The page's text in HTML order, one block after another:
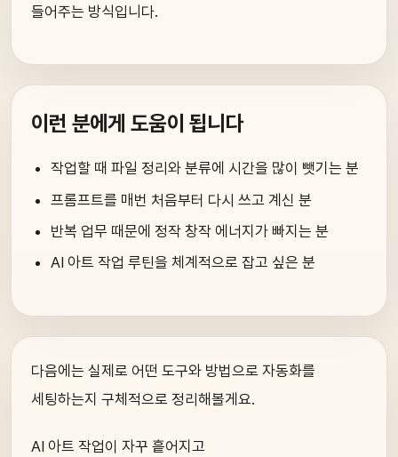
들어주는 방식입니다.
이런 분에게 도움이 됩니다
작업할 때 파일 정리와 분류에 시간을 많이 뺏기는 분
프롬프트를 매번 처음부터 다시 쓰고 계신 분
반복 업무 때문에 정작 창작 에너지가 빠지는 분
AI 아트 작업 루틴을 체계적으로 잡고 싶은 분
다음에는 실제로 어떤 도구와 방법으로 자동화를
세팅하는지 구체적으로 정리해볼게요.
AI 아트 작업이 자꾸 흩어지고